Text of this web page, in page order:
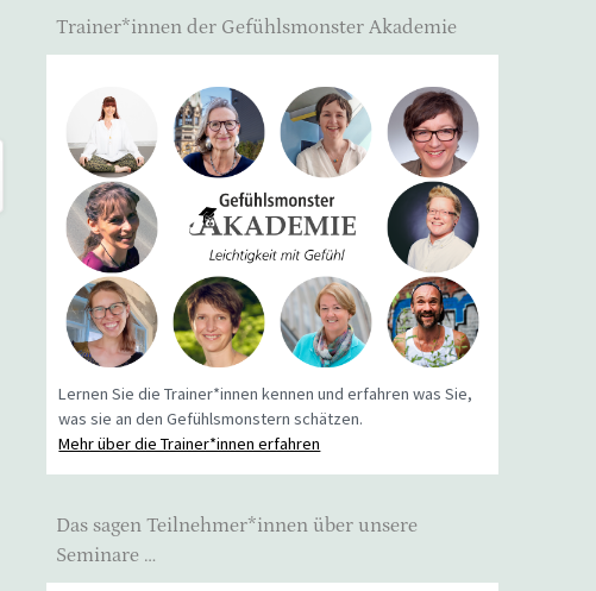
Trainer*innen der Gefühlsmonster Akademie
Lernen Sie die Trainer*innen kennen und erfahren was Sie,
was sie an den Gefühlsmonstern schätzen.
Mehr über die Trainer*innen erfahren
Das sagen Teilnehmer*innen über unsere
Seminare …